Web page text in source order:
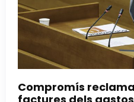
Compromís